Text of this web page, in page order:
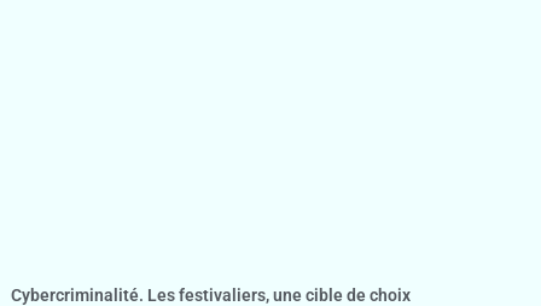
Cybercriminalité. Les festivaliers, une cible de choix